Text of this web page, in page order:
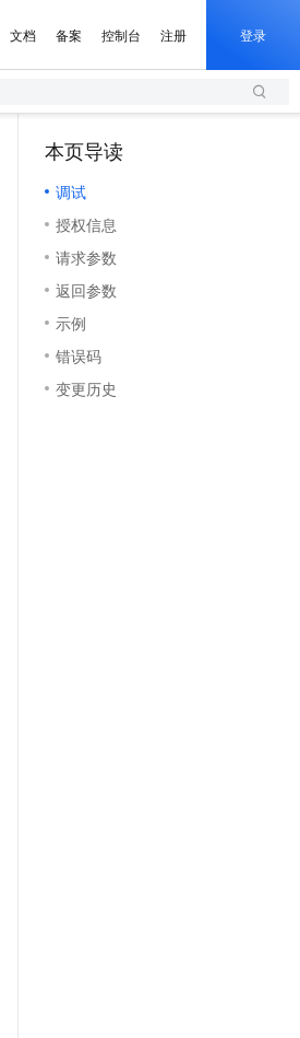
文档 备案 控制台 注册 登录
本页导读
调试
授权信息
请求参数
返回参数
示例
错误码
变更历史
语音识别与合成
Qwen3-TTS-Flash
轻量应用服务器
数字证书管理服务（原SSL证书）
实现全站HTTPS，呈现可信的WEB访问
短信服务
大数据开发治理平台 DataWorks
一句话生成原生可编辑精美 PPT 文稿
输入一句话想法, 轻松生成专业的 PPT
一键部署幻兽帕鲁游戏服务器
一键购买专属联机服务器，轻松开启游戏
漫剧工坊：一站式动画创作平台
快速生产连贯的高质量长漫剧
10 分钟搭建微信、支付宝小程序
高效部署网站，快速应用到小程序
力
AI 活动
AI 生产力先锋
先锋实践拓展 AI 生产力的边界
飞天发布时刻
所见，即是所愿
AI 实训营
从基础到进阶，Agent 创客手把手教你
创新加速
阿里云 OPC 创新助力计划
Token 补贴，五大权
益加速 OPC 成功
专业服务
公司注册
上云迁移
代维服务
服务伙伴合作计划
Al MaaS 服务伙伴赋能合作
伙伴信用分合作计划
更多支持
合作伙伴培训与认证
查询合作伙伴
登录合作伙伴管理后台
开发者社区
镜像站
我要反馈
我要建议
加入我们
校园招聘